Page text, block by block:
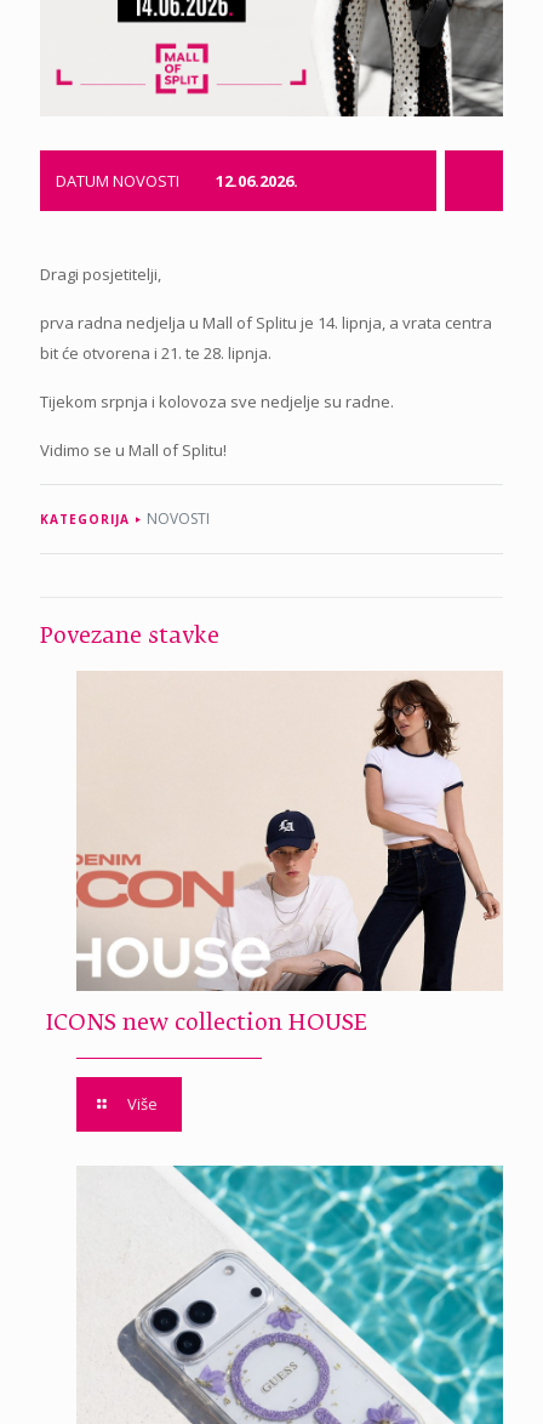
DATUM NOVOSTI 12.06.2026.
Dragi posjetitelji,
prva radna nedjelja u Mall of Splitu je 14. lipnja, a vrata centra
bit će otvorena i 21. te 28. lipnja.
Tijekom srpnja i kolovoza sve nedjelje su radne.
Vidimo se u Mall of Splitu!
KATEGORIJA NOVOSTI
Povezane stavke
ICONS new collection HOUSE
Više